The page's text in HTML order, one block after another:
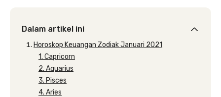
Dalam artikel ini
Horoskop Keuangan Zodiak Januari 2021
1. Capricorn
2. Aquarius
3. Pisces
4. Aries